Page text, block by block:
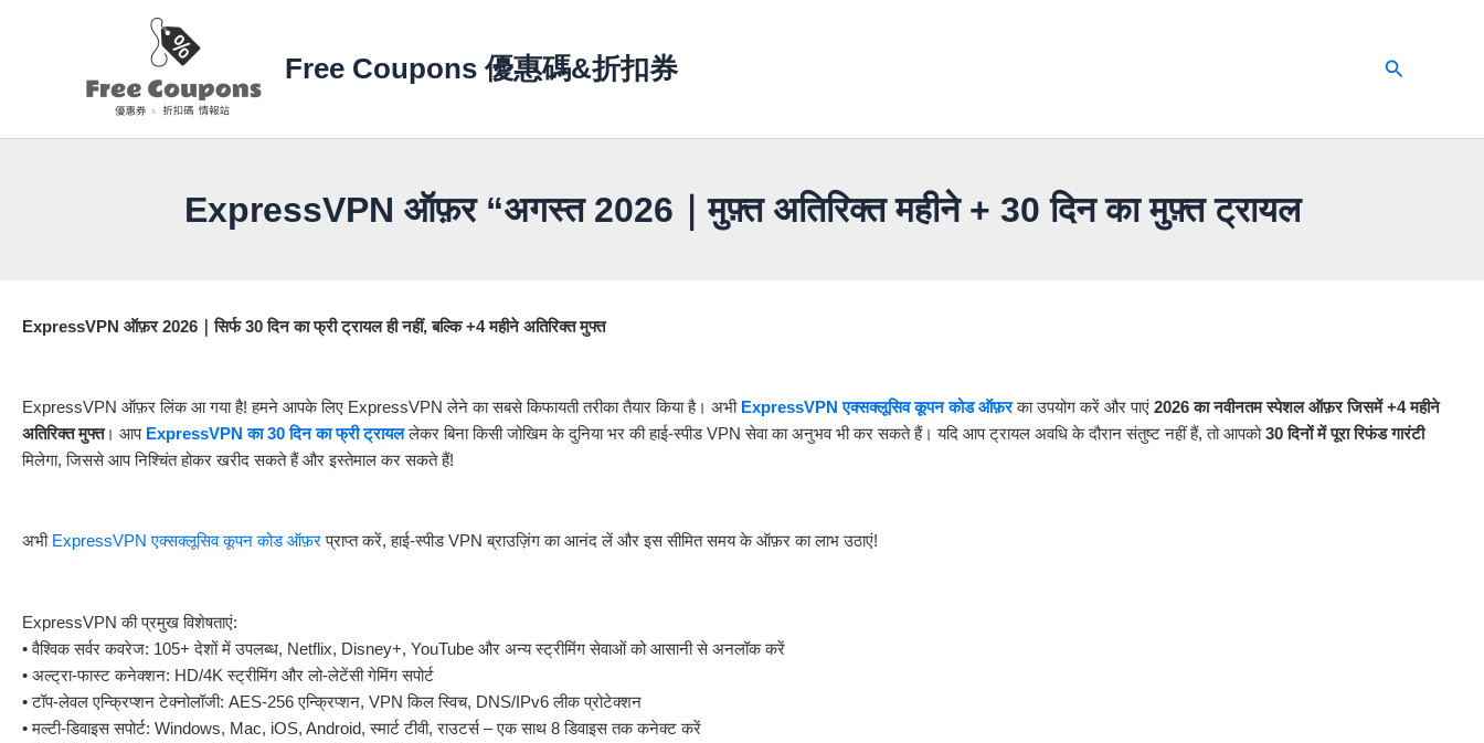
Free Coupons 優惠碼&折扣券 Search
ExpressVPN ऑफ़र “अगस्त 2026｜मुफ़्त अतिरिक्त महीने + 30 दिन का मुफ़्त ट्रायल
ExpressVPN ऑफ़र 2026｜सिर्फ 30 दिन का फ्री ट्रायल ही नहीं, बल्कि +4 महीने अतिरिक्त मुफ्त
ExpressVPN ऑफ़र लिंक आ गया है! हमने आपके लिए ExpressVPN लेने का सबसे किफायती तरीका तैयार किया है। अभी ExpressVPN एक्सक्लूसिव कूपन कोड ऑफ़रका उपयोग करें और पाएं 2026 का नवीनतम स्पेशल ऑफ़र जिसमें +4 महीने
अतिरिक्त मुफ्त। आप ExpressVPN का 30 दिन का फ्री ट्रायललेकर बिना किसी जोखिम के दुनिया भर की हाई-स्पीड VPN सेवा का अनुभव भी कर सकते हैं। यदि आप ट्रायल अवधि के दौरान संतुष्ट नहीं हैं, तो आपको30 दिनों में पूरा रिफंड गारंटी
मिलेगा, जिससे आप निश्चिंत होकर खरीद सकते हैं और इस्तेमाल कर सकते हैं!
अभी ExpressVPN एक्सक्लूसिव कूपन कोड ऑफ़रप्राप्त करें, हाई-स्पीड VPN ब्राउज़िंग का आनंद लें और इस सीमित समय के ऑफ़र का लाभ उठाएं!
ExpressVPN की प्रमुख विशेषताएं:
• वैश्विक सर्वर कवरेज: 105+ देशों में उपलब्ध, Netflix, Disney+, YouTube और अन्य स्ट्रीमिंग सेवाओं को आसानी से अनलॉक करें
• अल्ट्रा-फास्ट कनेक्शन: HD/4K स्ट्रीमिंग और लो-लेटेंसी गेमिंग सपोर्ट
• टॉप-लेवल एन्क्रिप्शन टेक्नोलॉजी: AES-256 एन्क्रिप्शन, VPN किल स्विच, DNS/IPv6 लीक प्रोटेक्शन
• मल्टी-डिवाइस सपोर्ट: Windows, Mac, iOS, Android, स्मार्ट टीवी, राउटर्स – एक साथ 8 डिवाइस तक कनेक्ट करें